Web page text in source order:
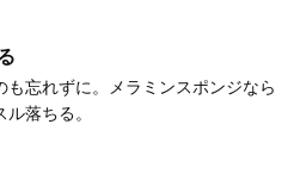
も忘れずに。メラミンスポンジなら
落ちる。